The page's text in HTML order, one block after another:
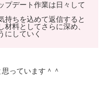
デート作業は日々して
ちを込めて返信すると
材料としてさらに深め、
にしていく
っています＾＾